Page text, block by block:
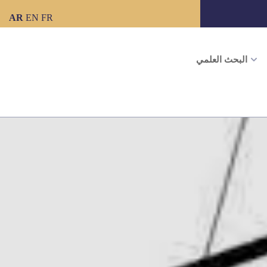
البحث العلمي
AR EN FR